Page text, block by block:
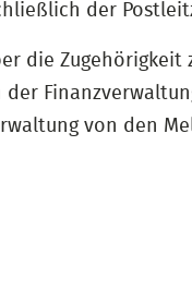
der
die
von den